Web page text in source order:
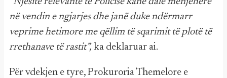
në vendin e ngjarjes dhe janë duke ndërmarr
veprime hetimore me qëllim të sqarimit të plotë të
rrethanave të rastit”, ka deklaruar ai.
Për vdekjen e tyre, Prokuroria Themelore e